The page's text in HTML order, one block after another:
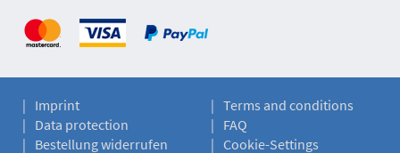
Imprint
Terms and conditions
Data protection
FAQ
Bestellung widerrufen
Cookie-Settings